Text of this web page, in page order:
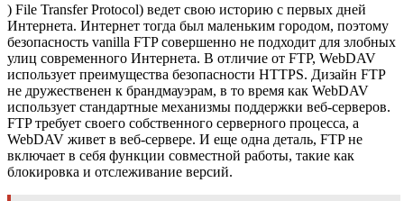
) File Transfer Protocol) ведет свою историю с первых дней
Интернета. Интернет тогда был маленьким городом, поэтому
безопасность vanilla FTP совершенно не подходит для злобных
улиц современного Интернета. В отличие от FTP, WebDAV
использует преимущества безопасности HTTPS. Дизайн FTP
не дружественен к брандмауэрам, в то время как WebDAV
использует стандартные механизмы поддержки веб-серверов.
FTP требует своего собственного серверного процесса, а
WebDAV живет в веб-сервере. И еще одна деталь, FTP не
включает в себя функции совместной работы, такие как
блокировка и отслеживание версий.